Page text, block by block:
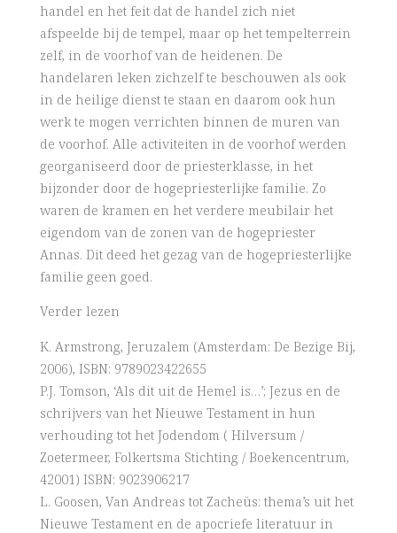
handel en het feit dat de handel zich niet
afspeelde bij de tempel, maar op het tempelterrein
zelf, in de voorhof van de heidenen. De
handelaren leken zichzelf te beschouwen als ook
in de heilige dienst te staan en daarom ook hun
werk te mogen verrichten binnen de muren van
de voorhof. Alle activiteiten in de voorhof werden
georganiseerd door de priesterklasse, in het
bijzonder door de hogepriesterlijke familie. Zo
waren de kramen en het verdere meubilair het
eigendom van de zonen van de hogepriester
Annas. Dit deed het gezag van de hogepriesterlijke
familie geen goed.
Verder lezen
K. Armstrong, Jeruzalem (Amsterdam: De Bezige Bij,
2006), ISBN: 9789023422655
P.J. Tomson, ‘Als dit uit de Hemel is…’; Jezus en de
schrijvers van het Nieuwe Testament in hun
verhouding tot het Jodendom ( Hilversum /
Zoetermeer, Folkertsma Stichting / Boekencentrum,
42001) ISBN: 9023906217
L. Goosen, Van Andreas tot Zacheüs: thema’s uit het
Nieuwe Testament en de apocriefe literatuur in